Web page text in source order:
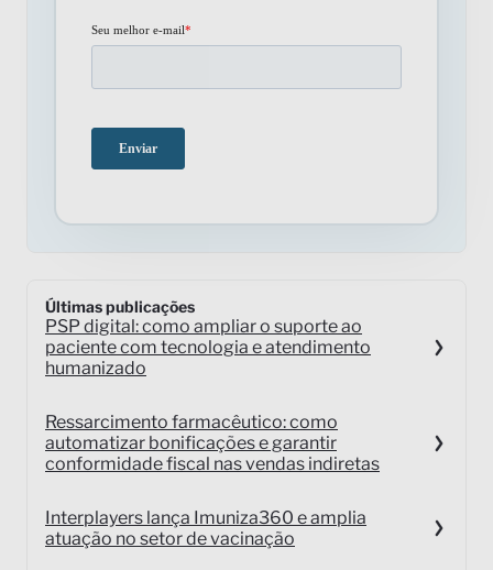
Últimas publicações
PSP digital: como ampliar o suporte ao
paciente com tecnologia e atendimento
humanizado
Ressarcimento farmacêutico: como
automatizar bonificações e garantir
conformidade fiscal nas vendas indiretas
Interplayers lança Imuniza360 e amplia
atuação no setor de vacinação